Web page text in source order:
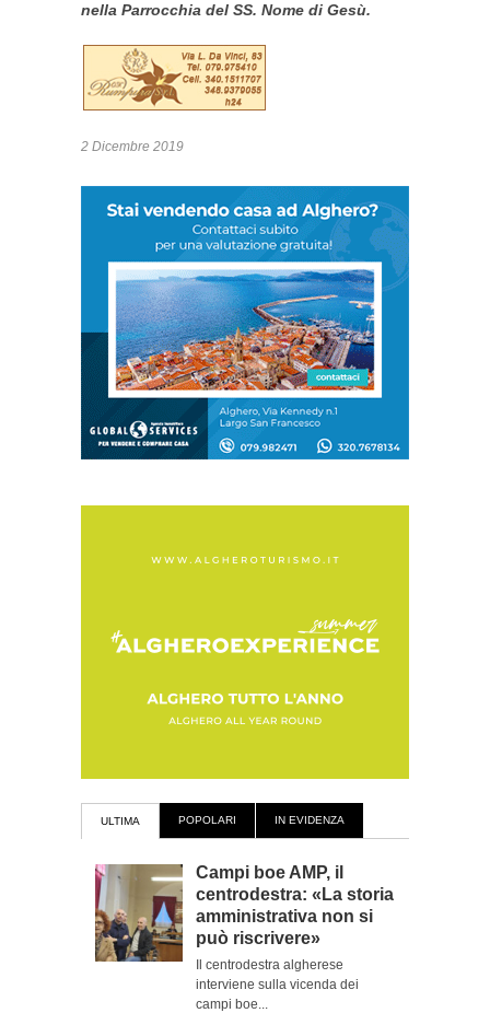
nella Parrocchia del SS. Nome di Gesù.
2 Dicembre 2019
ULTIMA POPOLARI IN EVIDENZA
Campi boe AMP, il
centrodestra: «La storia
amministrativa non si
può riscrivere»
Il centrodestra algherese
interviene sulla vicenda dei
campi boe...